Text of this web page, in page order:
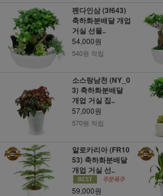
펜다인삼 (3f643)
축하화분배달 개업
거실 선물..
54,000원
540원 적립
소스랑남천 (NY_0
3) 축하화분배달
개업 거실 집..
57,000원
570원 적립
알로카리아 (FR10
53) 축하화분배달
개업 거실 선..
59,000원